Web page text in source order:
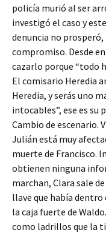
policía murió al ser
investigó el caso y
denuncia no prosperó,
compromiso. Desde
cazarlo porque “todo
El comisario Heredia
Heredia, y serás uno
intocables”, ese es su
Cambio de escenario.
Julián está muy
muerte de Francisco.
obtienen ninguna
marchan, Clara sale
llave que había dentro
la caja fuerte de
como ladrillos que la